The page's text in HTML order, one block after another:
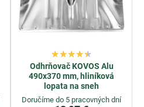
Odhrňovač KOVOS Alu
490x370 mm, hliníková
lopata na sneh
Doručíme do 5 pracovných dní